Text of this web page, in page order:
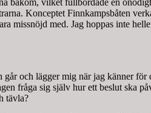
bakom, vilket fullbordade en
Konceptet Finnkampsbåten
missnöjd med. Jag hoppas inte
och lägger mig när jag känner
fråga sig själv hur ett beslut ska
tävla?